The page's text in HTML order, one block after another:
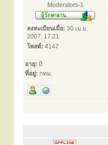
Moderators-1
ลงทะเบียนเมื่อ: 30 เม.ย.
2007, 17:21
โพสต์: 4147
อายุ: 0
ที่อยู่: กทม.